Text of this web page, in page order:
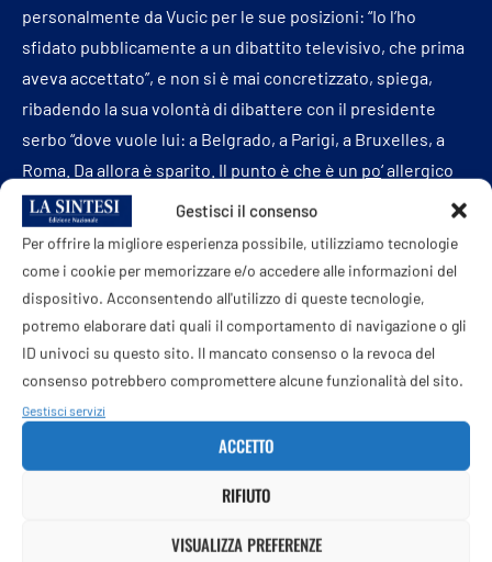
Gestisci il consenso
Per offrire la migliore esperienza possibile, utilizziamo tecnologie
come i cookie per memorizzare e/o accedere alle informazioni del
dispositivo. Acconsentendo all'utilizzo di queste tecnologie,
potremo elaborare dati quali il comportamento di navigazione o gli
ID univoci su questo sito. Il mancato consenso o la revoca del
consenso potrebbero compromettere alcune funzionalità del sito.
Gestisci servizi
ACCETTO
RIFIUTO
VISUALIZZA PREFERENZE
personalmente da Vucic per le sue posizioni: “Io l’ho
sfidato pubblicamente a un dibattito televisivo, che prima
aveva accettato”, e non si è mai concretizzato, spiega,
ribadendo la sua volontà di dibattere con il presidente
serbo “dove vuole lui: a Belgrado, a Parigi, a Bruxelles, a
Roma. Da allora è sparito. Il punto è che è un po‘ allergico
alla critica perché non è abituato”, chiosa. (di Otto
Lanzavecchia)
—
internazionale/esteri
webinfo@adnkronos.com (Web Info)